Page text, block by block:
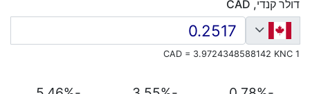
דולר קנדי, CAD
1 CAD = 3.9724348588142 KNC